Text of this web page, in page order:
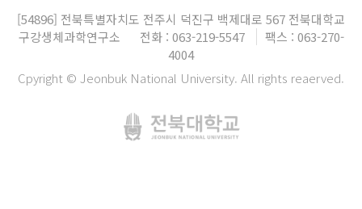
[54896] 전북특별자치도 전주시 덕진구 백제대로 567 전북대학교
구강생체과학연구소
전화 : 063-219-5547
팩스 : 063-270-
4004
Cpyright © Jeonbuk National University. All rights reaerved.